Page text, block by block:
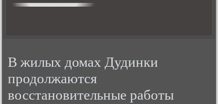
В жилых домах Дудинки
продолжаются
восстановительные работы